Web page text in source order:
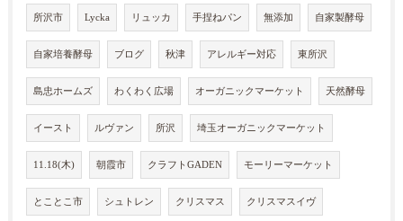
所沢市 Lycka リュッカ 手捏ねパン 無添加 自家製酵母
自家培養酵母 ブログ 秋津 アレルギー対応 東所沢
島忠ホームズ わくわく広場 オーガニックマーケット 天然酵母
イースト ルヴァン 所沢 埼玉オーガニックマーケット
11.18(木) 朝霞市 クラフトGADEN モーリーマーケット
とことこ市 シュトレン クリスマス クリスマスイヴ